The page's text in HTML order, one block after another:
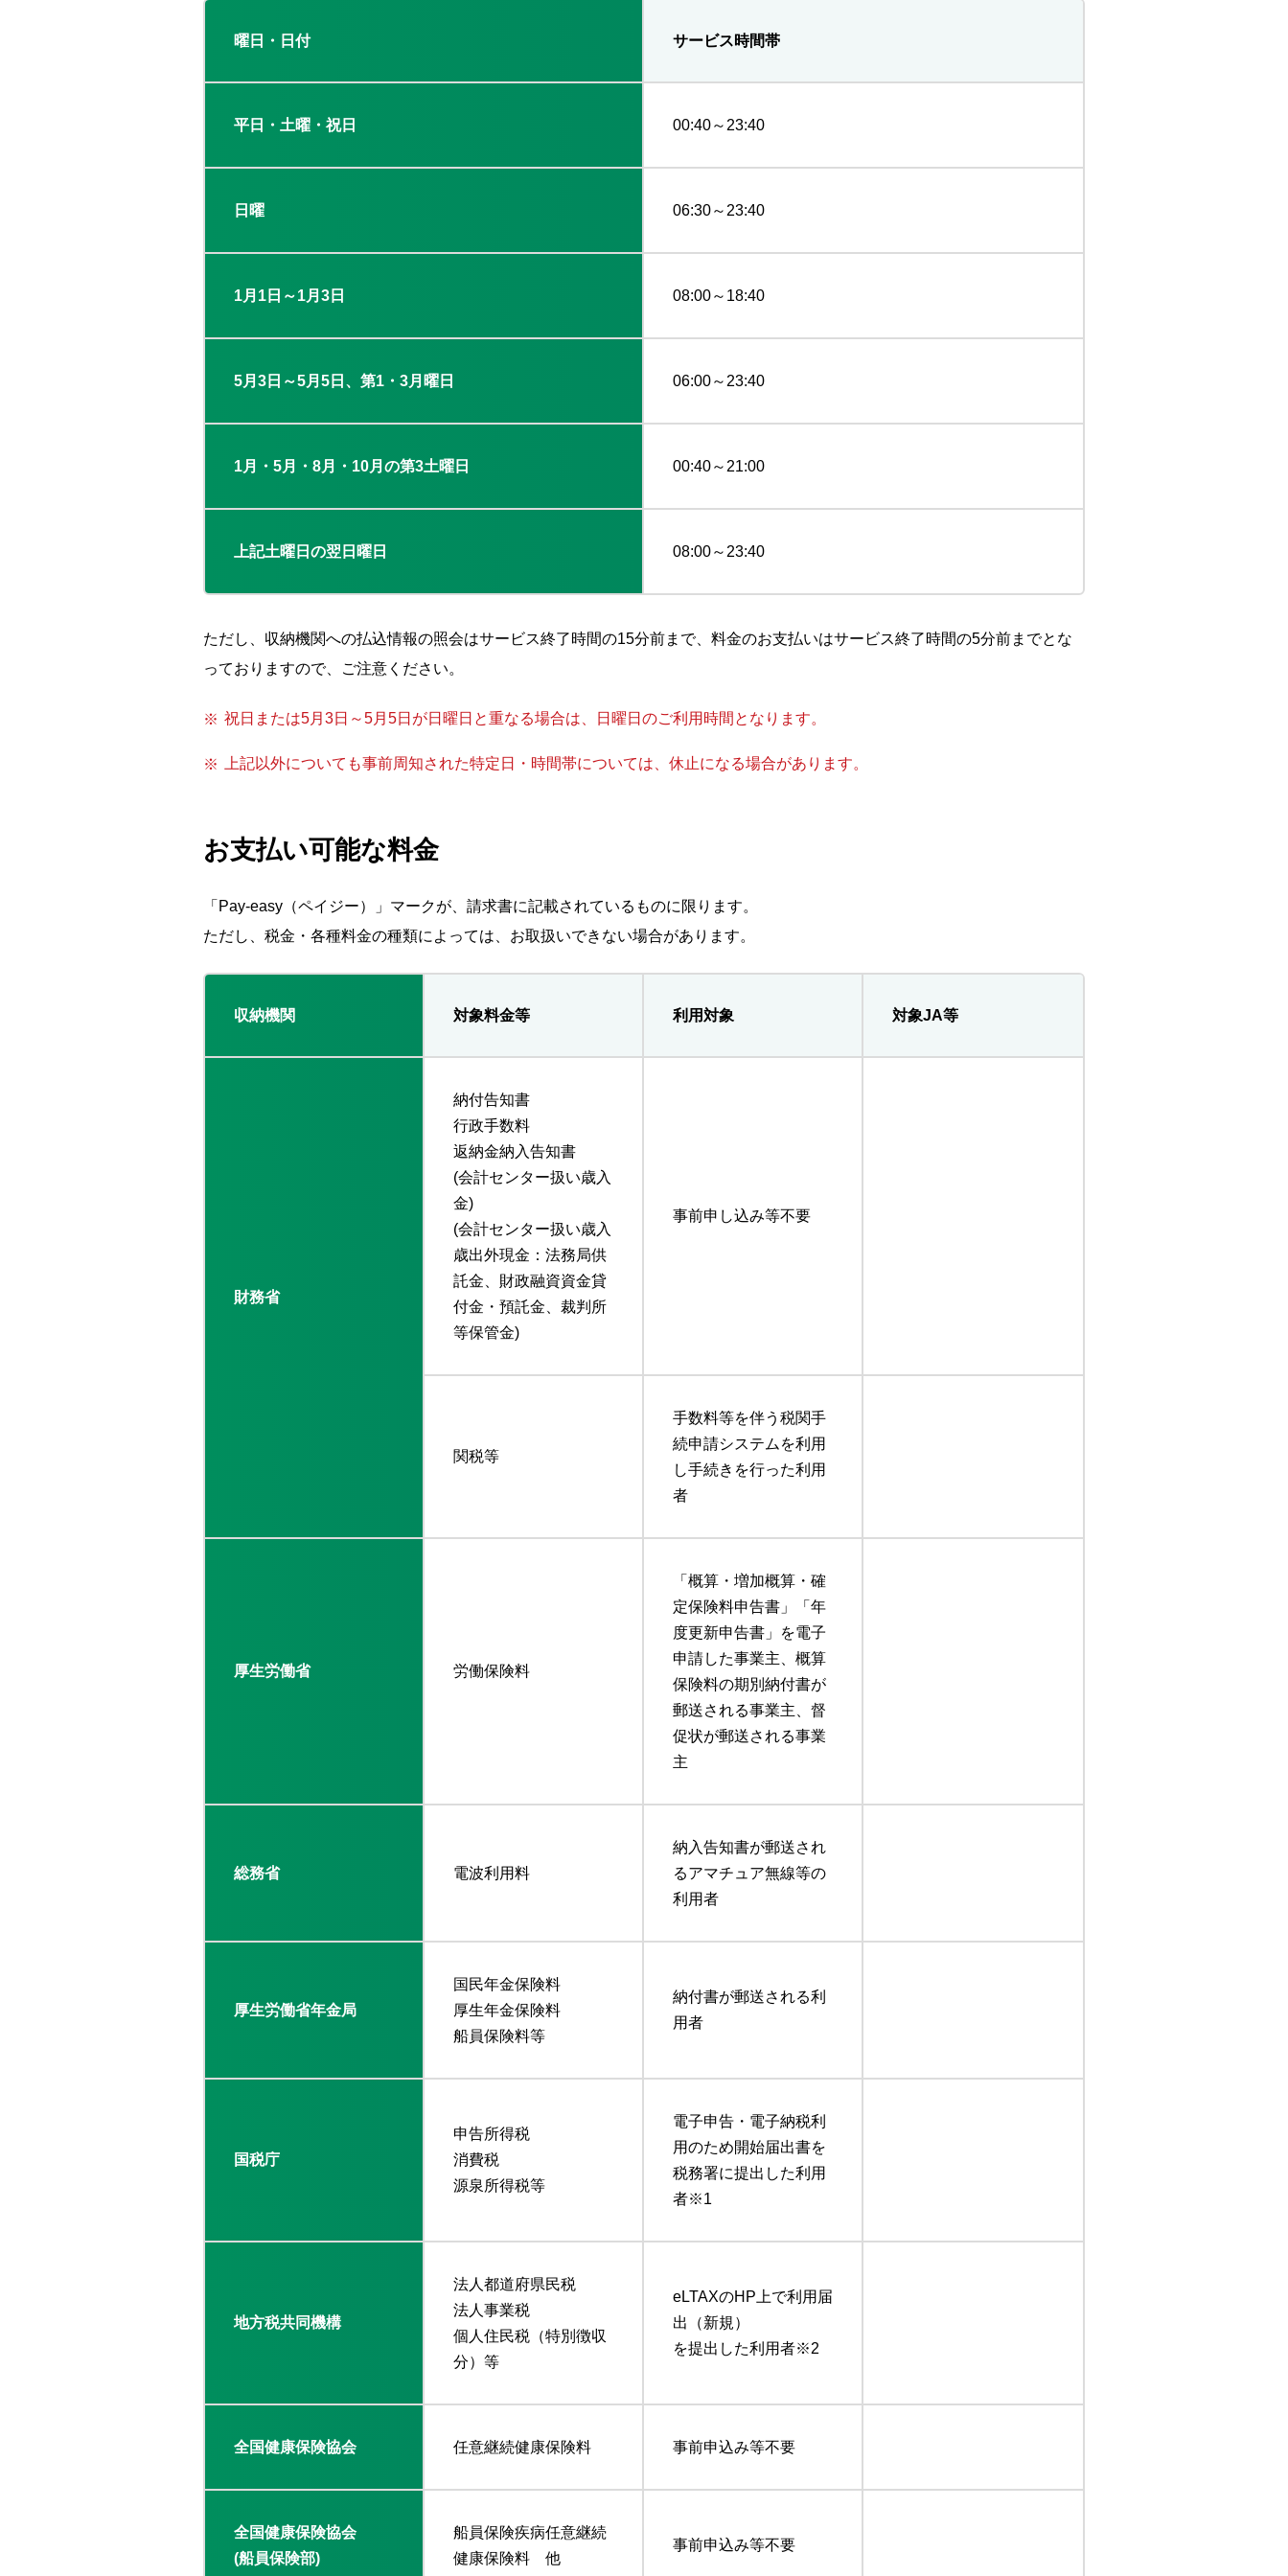
曜日・日付 サービス時間帯
平日・土曜・祝日 00:40～23:40
日曜 06:30～23:40
1月1日～1月3日 08:00～18:40
5月3日～5月5日、第1・3月曜日 06:00～23:40
1月・5月・8月・10月の第3土曜日 00:40～21:00
上記土曜日の翌日曜日 08:00～23:40
ただし、収納機関への払込情報の照会はサービス終了時間の15分前まで、料金のお支払いはサービス終了時間の5分前までとな
っておりますので、ご注意ください。
祝日または5月3日～5月5日が日曜日と重なる場合は、日曜日のご利用時間となります。
上記以外についても事前周知された特定日・時間帯については、休止になる場合があります。
お支払い可能な料金
「Pay-easy（ペイジー）」マークが、請求書に記載されているものに限ります。
ただし、税金・各種料金の種類によっては、お取扱いできない場合があります。
収納機関 対象料金等 利用対象 対象JA等
財務省
納付告知書
行政手数料
返納金納入告知書
(会計センター扱い歳入
金)
(会計センター扱い歳入
歳出外現金：法務局供
託金、財政融資資金貸
付金・預託金、裁判所
等保管金)
事前申し込み等不要
関税等
手数料等を伴う税関手
続申請システムを利用
し手続きを行った利用
者
厚生労働省 労働保険料
「概算・増加概算・確
定保険料申告書」「年
度更新申告書」を電子
申請した事業主、概算
保険料の期別納付書が
郵送される事業主、督
促状が郵送される事業
主
総務省 電波利用料
納入告知書が郵送され
るアマチュア無線等の
利用者
厚生労働省年金局
国民年金保険料
厚生年金保険料
船員保険料等
納付書が郵送される利
用者
国税庁
申告所得税
消費税
源泉所得税等
電子申告・電子納税利
用のため開始届出書を
税務署に提出した利用
者※1
地方税共同機構
法人都道府県民税
法人事業税
個人住民税（特別徴収
分）等
eLTAXのHP上で利用届
出（新規）
を提出した利用者※2
全国健康保険協会 任意継続健康保険料 事前申込み等不要
全国健康保険協会
(船員保険部)
船員保険疾病任意継続
健康保険料 他
事前申込み等不要